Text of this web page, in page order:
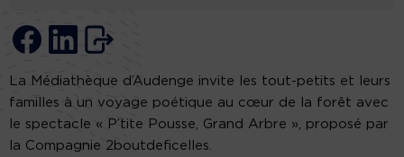
La Médiathèque d’Audenge invite les tout-petits et leurs
familles à un voyage poétique au cœur de la forêt avec
le spectacle « P’tite Pousse, Grand Arbre », proposé par
la Compagnie 2boutdeficelles.